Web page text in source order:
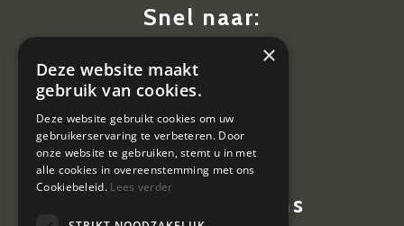
Snel naar:
Diensten
Vacatures
Contactgegevens
×
Deze website maakt
gebruik van cookies.
Deze website gebruikt cookies om uw
gebruikerservaring te verbeteren. Door
onze website te gebruiken, stemt u in met
alle cookies in overeenstemming met ons
Cookiebeleid. Lees verder